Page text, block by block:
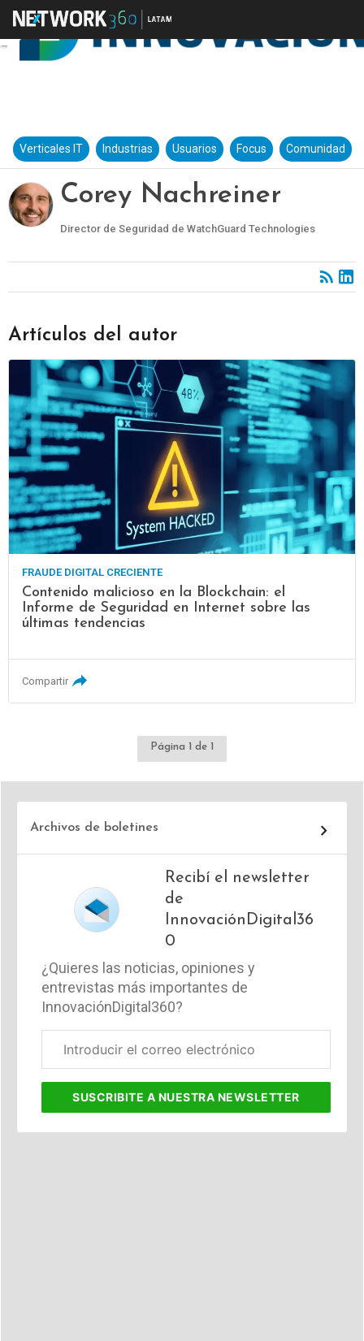
Verticales IT Industrias Usuarios Focus Comunidad
Corey Nachreiner
Director de Seguridad de WatchGuard Technologies
Artículos del autor
FRAUDE DIGITAL CRECIENTE
Contenido malicioso en la Blockchain: el
Informe de Seguridad en Internet sobre las
últimas tendencias
Compartir
Página 1 de 1
Archivos de boletines
Recibí el newsletter
de
InnovaciónDigital36
0
¿Quieres las noticias, opiniones y
entrevistas más importantes de
InnovaciónDigital360?
electrónico
SUSCRIBITE A NUESTRA NEWSLETTER